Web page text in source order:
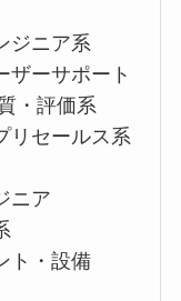
ジニア系
ザーサポート
・評価系
リセールス系
ニア
ト・設備